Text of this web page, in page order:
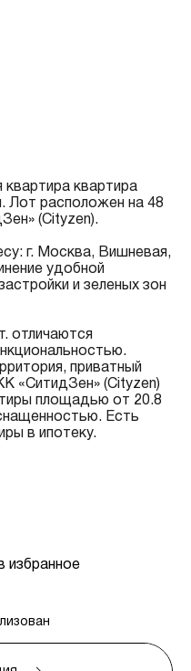
квартира
Лот расположен на 48
(Cityzen).
г. Москва, Вишневая,
удобной
и зеленых зон
отличаются
приватный
«СитидЗен» (Cityzen)
площадью от 20.8
Есть
в ипотеку.
в избранное